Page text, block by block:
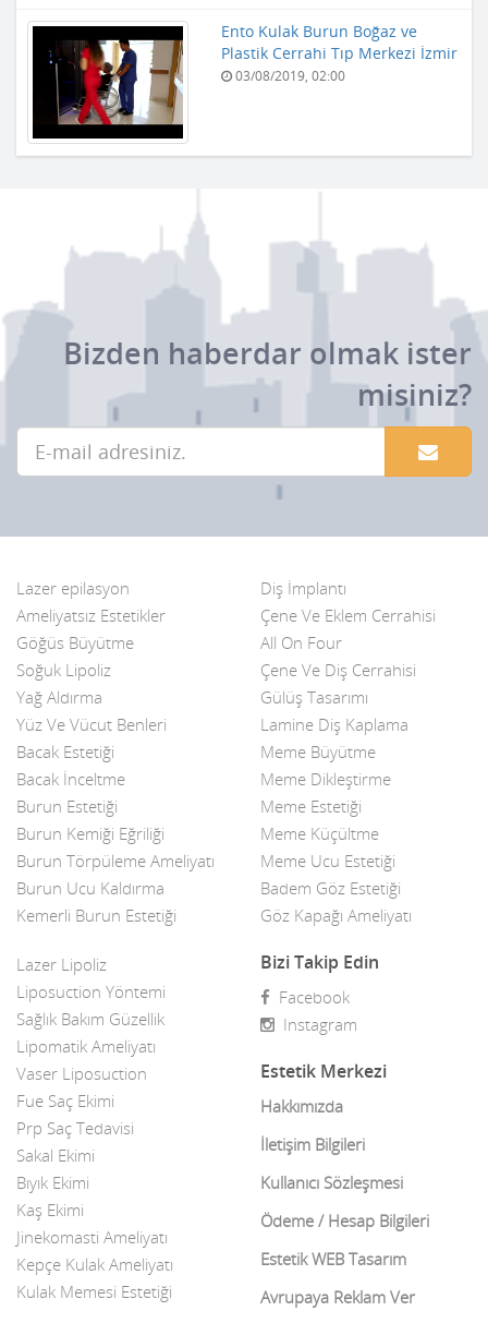
Ento Kulak Burun Boğaz ve
Plastik Cerrahi Tıp Merkezi İzmir
03/08/2019, 02:00
Bizden haberdar olmak ister
misiniz?
Lazer epilasyon
Ameliyatsız Estetikler
Göğüs Büyütme
Soğuk Lipoliz
Yağ Aldırma
Yüz Ve Vücut Benleri
Bacak Estetiği
Bacak İnceltme
Burun Estetiği
Burun Kemiği Eğriliği
Burun Törpüleme Ameliyatı
Burun Ucu Kaldırma
Kemerli Burun Estetiği
Diş İmplantı
Çene Ve Eklem Cerrahisi
All On Four
Çene Ve Diş Cerrahisi
Gülüş Tasarımı
Lamine Diş Kaplama
Meme Büyütme
Meme Dikleştirme
Meme Estetiği
Meme Küçültme
Meme Ucu Estetiği
Badem Göz Estetiği
Göz Kapağı Ameliyatı
Lazer Lipoliz
Liposuction Yöntemi
Sağlık Bakım Güzellik
Lipomatik Ameliyatı
Vaser Liposuction
Fue Saç Ekimi
Prp Saç Tedavisi
Sakal Ekimi
Bıyık Ekimi
Kaş Ekimi
Jinekomasti Ameliyatı
Kepçe Kulak Ameliyatı
Kulak Memesi Estetiği
Bizi Takip Edin
Facebook
Instagram
Estetik Merkezi
Hakkımızda
İletişim Bilgileri
Kullanıcı Sözleşmesi
Ödeme / Hesap Bilgileri
Estetik WEB Tasarım
Avrupaya Reklam Ver